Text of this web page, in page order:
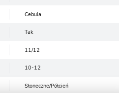
Cebula
Tak
11/12
10-12
Słoneczne/Półcień